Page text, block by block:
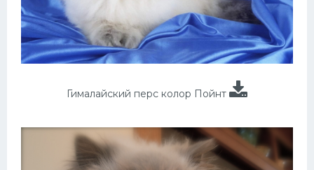
Гималайский перс колор Пойнт